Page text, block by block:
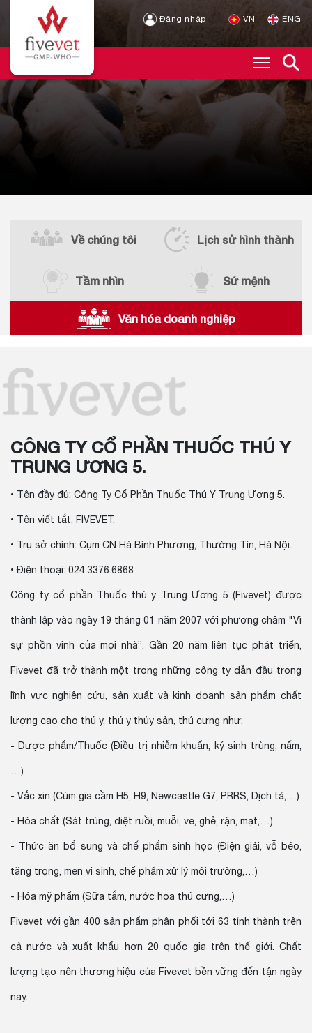
Đăng nhập VN ENG
Về chúng tôi Lịch sử hình thành
Tầm nhìn Sứ mệnh
Văn hóa doanh nghiệp
CÔNG TY CỔ PHẦN THUỐC THÚ Y
TRUNG ƯƠNG 5.
• Tên đầy đủ: Công Ty Cổ Phần Thuốc Thú Y Trung Ương 5.
• Tên viết tắt: FIVEVET.
• Trụ sở chính: Cụm CN Hà Bình Phương, Thường Tín, Hà Nội.
• Điện thoại: 024.3376.6868
Công ty cổ phần Thuốc thú y Trung Ương 5 (Fivevet) được
thành lập vào ngày 19 tháng 01 năm 2007 với phương châm "Vì
sự phồn vinh của mọi nhà”. Gần 20 năm liên tục phát triển,
Fivevet đã trở thành một trong những công ty dẫn đầu trong
lĩnh vực nghiên cứu, sản xuất và kinh doanh sản phẩm chất
lượng cao cho thú y, thú y thủy sản, thú cưng như:
- Dược phẩm/Thuốc (Điều trị nhiễm khuẩn, ký sinh trùng, nấm,
…)
- Vắc xin (Cúm gia cầm H5, H9, Newcastle G7, PRRS, Dịch tả,…)
- Hóa chất (Sát trùng, diệt ruồi, muỗi, ve, ghẻ, rận, mạt,…)
- Thức ăn bổ sung và chế phẩm sinh học (Điện giải, vỗ béo,
tăng trọng, men vi sinh, chế phẩm xử lý môi trường,…)
- Hóa mỹ phẩm (Sữa tắm, nước hoa thú cưng,…)
Fivevet với gần 400 sản phẩm phân phối tới 63 tỉnh thành trên
cả nước và xuất khẩu hơn 20 quốc gia trên thế giới. Chất
lượng tạo nên thương hiệu của Fivevet bền vững đến tận ngày
nay.